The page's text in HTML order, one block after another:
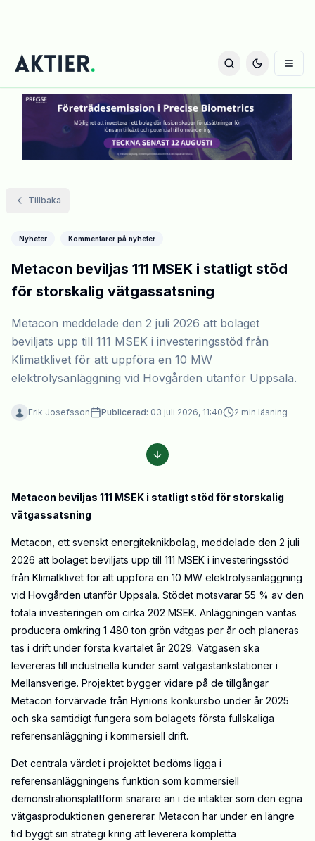
Tillbaka
Nyheter Kommentarer på nyheter
Metacon beviljas 111 MSEK i statligt stöd
för storskalig vätgassatsning
Metacon meddelade den 2 juli 2026 att bolaget
beviljats upp till 111 MSEK i investeringsstöd från
Klimatklivet för att uppföra en 10 MW
elektrolysanläggning vid Hovgården utanför Uppsala.
Erik Josefsson Publicerad: 03 juli 2026, 11:40 2 min läsning
Metacon beviljas 111 MSEK i statligt stöd för storskalig
vätgassatsning
Metacon, ett svenskt energiteknikbolag, meddelade den 2 juli
2026 att bolaget beviljats upp till 111 MSEK i investeringsstöd
från Klimatklivet för att uppföra en 10 MW elektrolysanläggning
vid Hovgården utanför Uppsala. Stödet motsvarar 55 % av den
totala investeringen om cirka 202 MSEK. Anläggningen väntas
producera omkring 1 480 ton grön vätgas per år och planeras
tas i drift under första kvartalet år 2029. Vätgasen ska
levereras till industriella kunder samt vätgastankstationer i
Mellansverige. Projektet bygger vidare på de tillgångar
Metacon förvärvade från Hynions konkursbo under år 2025
och ska samtidigt fungera som bolagets första fullskaliga
referensanläggning i kommersiell drift.
Det centrala värdet i projektet bedöms ligga i
referensanläggningens funktion som kommersiell
demonstrationsplattform snarare än i de intäkter som den egna
vätgasproduktionen genererar. Metacon har under en längre
tid byggt sin strategi kring att leverera kompletta